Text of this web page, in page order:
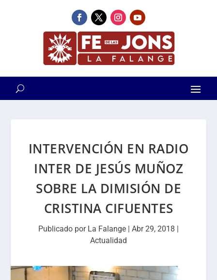
INTERVENCIÓN EN RADIO
INTER DE JESÚS MUÑOZ
SOBRE LA DIMISIÓN DE
CRISTINA CIFUENTES
Publicado por La Falange | Abr 29, 2018 |
Actualidad